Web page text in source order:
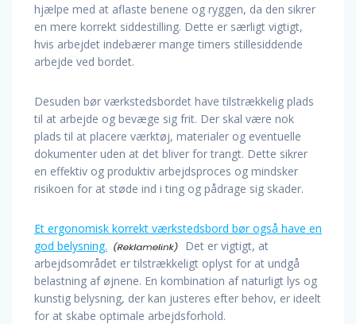
hjælpe med at aflaste benene og ryggen, da den sikrer
en mere korrekt siddestilling. Dette er særligt vigtigt,
hvis arbejdet indebærer mange timers stillesiddende
arbejde ved bordet.
Desuden bør værkstedsbordet have tilstrækkelig plads
til at arbejde og bevæge sig frit. Der skal være nok
plads til at placere værktøj, materialer og eventuelle
dokumenter uden at det bliver for trangt. Dette sikrer
en effektiv og produktiv arbejdsproces og mindsker
risikoen for at støde ind i ting og pådrage sig skader.
Et ergonomisk korrekt værkstedsbord bør også have en
god belysning.
Det er vigtigt, at
arbejdsområdet er tilstrækkeligt oplyst for at undgå
belastning af øjnene. En kombination af naturligt lys og
kunstig belysning, der kan justeres efter behov, er ideelt
for at skabe optimale arbejdsforhold.